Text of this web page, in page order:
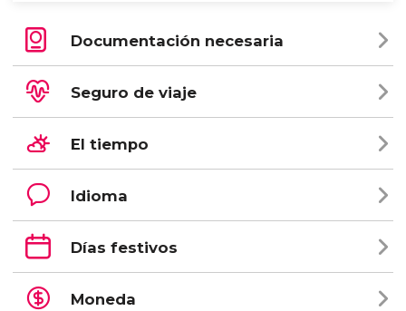
Documentación necesaria
Seguro de viaje
El tiempo
Idioma
Días festivos
Moneda